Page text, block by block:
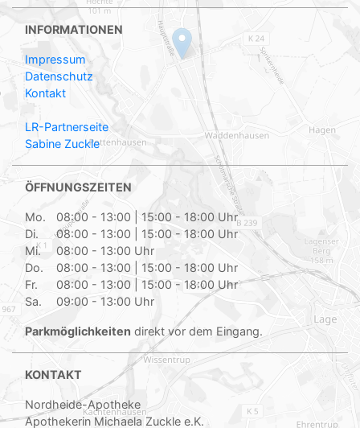
INFORMATIONEN
Impressum
Datenschutz
Kontakt
LR-Partnerseite
Sabine Zuckle
ÖFFNUNGSZEITEN
Mo.
08:00 - 13:00 | 15:00 - 18:00 Uhr
Di.
08:00 - 13:00 | 15:00 - 18:00 Uhr
Mi.
08:00 - 13:00 Uhr
Do.
08:00 - 13:00 | 15:00 - 18:00 Uhr
Fr.
08:00 - 13:00 | 15:00 - 18:00 Uhr
Sa.
09:00 - 13:00 Uhr
Parkmöglichkeiten direkt vor dem Eingang.
KONTAKT
Nordheide-Apotheke
Apothekerin Michaela Zuckle e.K.